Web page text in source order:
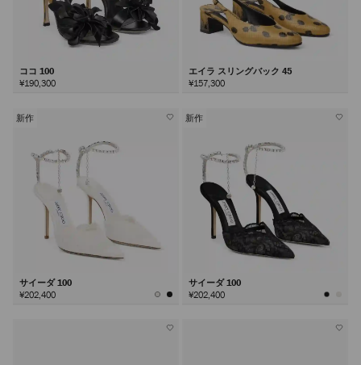
ココ 100
¥190,300
エイラ スリングバック 45
¥157,300
新作
サイーダ 100
¥202,400
新作
サイーダ 100
¥202,400